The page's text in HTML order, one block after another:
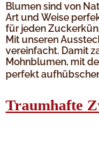
Blumen sind von
Art und Weise
für jeden
Mit unseren
vereinfacht. Damit
Mohnblumen, mit
perfekt
Traumhafte